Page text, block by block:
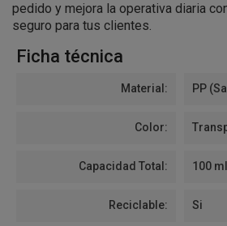
pedido y mejora la operativa diaria
seguro para tus clientes.
Ficha técnica
Material: PP
Color:
Capacidad Total: 100 ml
Reciclable: Si